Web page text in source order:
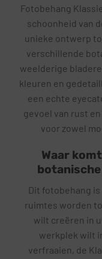
Fotobehang
schoonheid van
unieke ontwerp
verschillende
weelderige
kleuren en
een echte
gevoel van rust
voor zowel
Waar
Dit fotobehang
ruimtes worden
wilt creëren in
werkplek wilt
verfraaien, de